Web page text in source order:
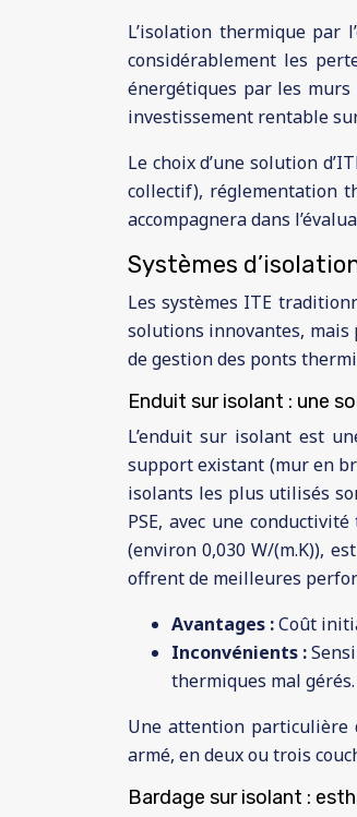
L’isolation thermique par
considérablement les
énergétiques par les murs
investissement rentable
Le choix d’une solution
collectif), réglementation
accompagnera dans
Systèmes
Les systèmes ITE
solutions innovantes,
de gestion des ponts
Enduit sur isolant : une
L’enduit sur isolant est
support existant (mur en
isolants les plus utilisés
PSE, avec une
(environ 0,030 W/(m.K)),
offrent de meilleures
Avantages :Coût
Inconvénients :
thermiques mal gérés.
Une attention particulière
armé, en deux ou trois
Bardage sur isolant :